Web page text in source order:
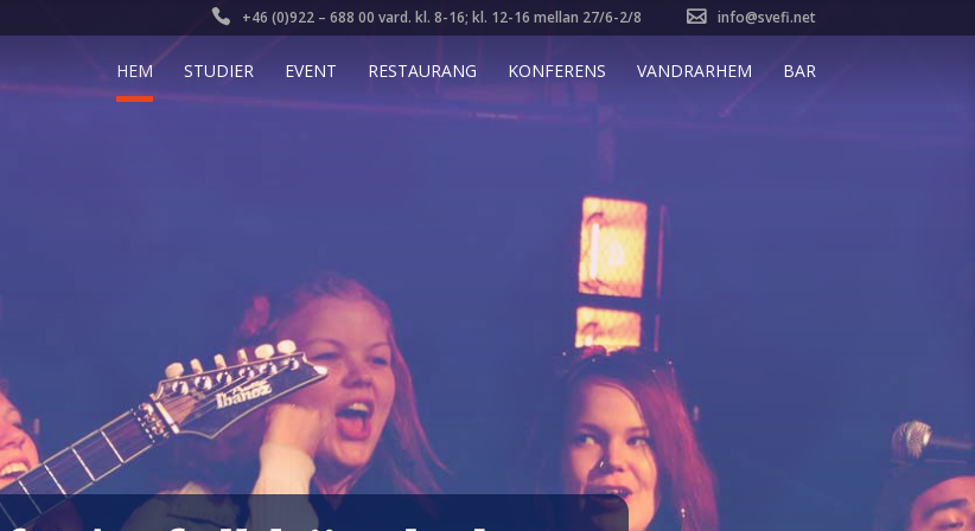
+46 (0)922 – 688 00 vard. kl. 8-16; kl. 12-16 mellan 27/6-2/8 info@svefi.net
HEM STUDIER EVENT RESTAURANG KONFERENS VANDRARHEM BAR